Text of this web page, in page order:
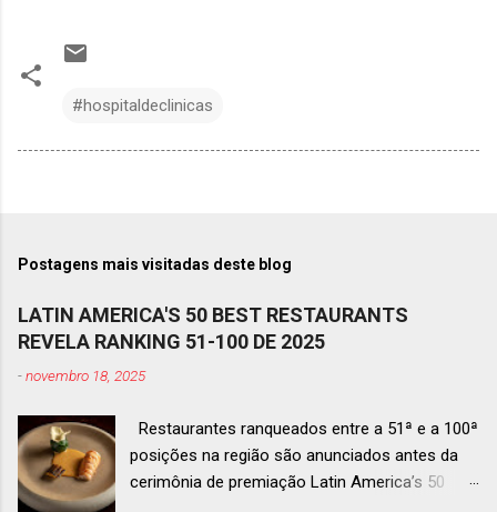
#hospitaldeclinicas
Postagens mais visitadas deste blog
LATIN AMERICA'S 50 BEST RESTAURANTS
REVELA RANKING 51-100 DE 2025
-novembro 18, 2025
Restaurantes ranqueados entre a 51ª e a 100ª
posições na região são anunciados antes da
cerimônia de premiação Latin America’s 50